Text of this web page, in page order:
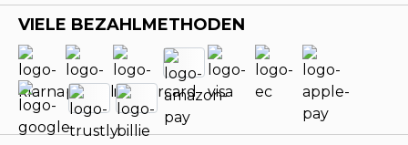
VIELE BEZAHLMETHODEN